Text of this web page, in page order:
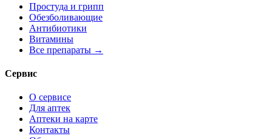
Простуда и грипп
Обезболивающие
Антибиотики
Витамины
Все препараты →
Сервис
О сервисе
Для аптек
Аптеки на карте
Контакты